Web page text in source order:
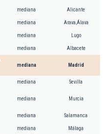
mediana Alicante
mediana Arava,Álava
mediana Lugo
mediana Albacete
mediana Madrid
mediana Sevilla
mediana Murcia
mediana Salamanca
mediana Málaga